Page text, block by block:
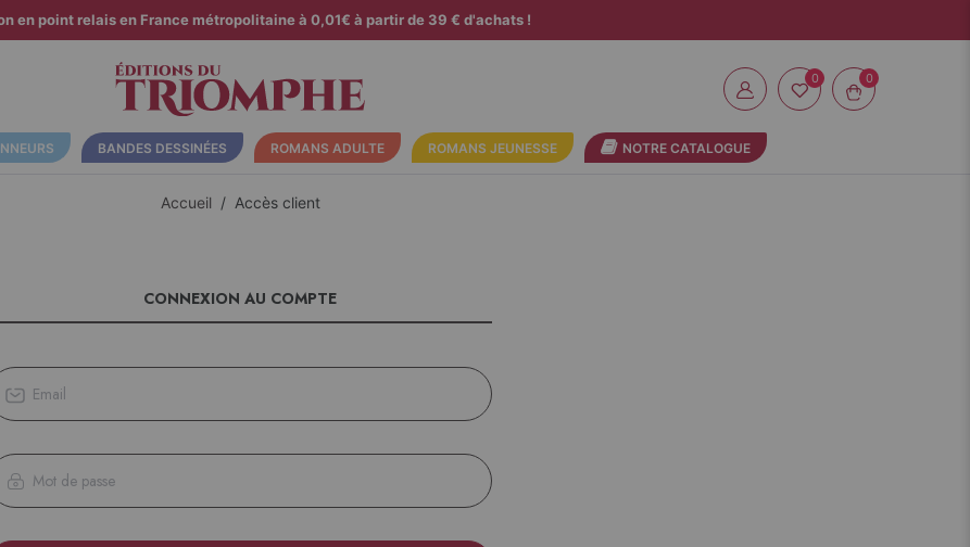
en point relais en France métropolitaine à 0,01€ à partir de 39 € d'achats !
0
BANDES DESSINÉES ROMANS ADULTE ROMANS JEUNESSE NOTRE CATALOGUE
Accueil Accès client
CONNEXION AU COMPTE